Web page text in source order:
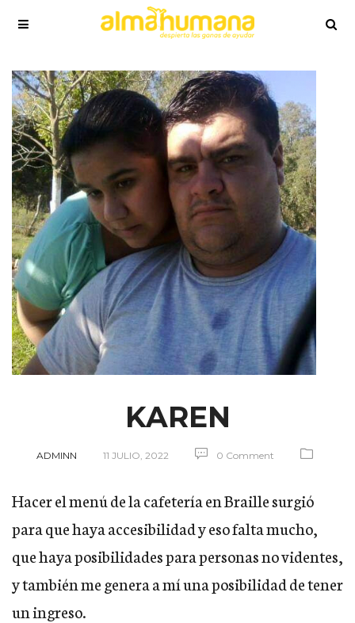
KAREN
ADMINN 11 JULIO, 2022 0 Comment
Hacer el menú de la cafetería en Braille surgió
para que haya accesibilidad y eso falta mucho,
que haya posibilidades para personas no videntes,
y también me genera a mí una posibilidad de tener
un ingreso.